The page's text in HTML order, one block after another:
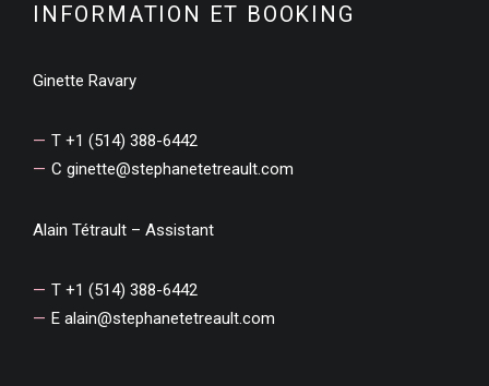
INFORMATION ET BOOKING
Ginette Ravary
T +1 (514) 388-6442
C ginette@stephanetetreault.com
Alain Tétrault – Assistant
T +1 (514) 388-6442
E alain@stephanetetreault.com